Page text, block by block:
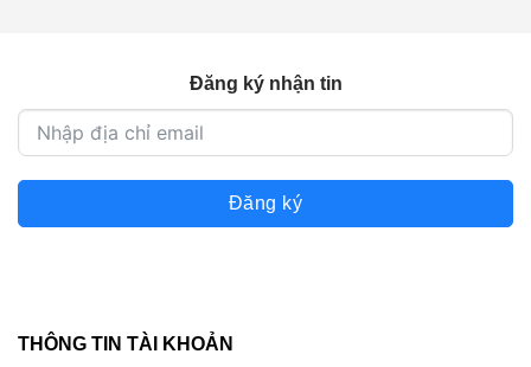
Đăng ký nhận tin
Đăng ký
THÔNG TIN TÀI KHOẢN